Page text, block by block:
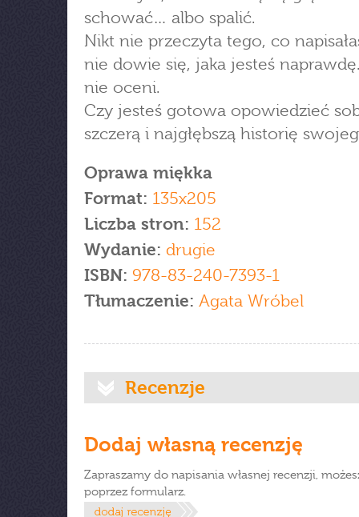
schować… albo spalić.
Nikt nie przeczyta tego, co
nie dowie się, jaka jesteś
nie oceni.
Czy jesteś gotowa opowiedzieć
szczerą i najgłębszą historię
Oprawa miękka
Format: 135x205
Liczba stron: 152
Wydanie: drugie
ISBN: 978-83-240-7393-1
Tłumaczenie: Agata Wróbel
Recenzje
Dodaj własną recenzję
Zapraszamy do napisania własnej recenzji,
poprzez formularz.